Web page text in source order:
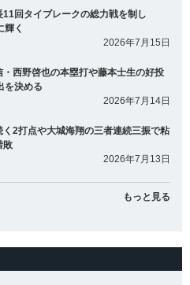
11回タイブレークの総力戦を制し
輝く
2026年7月15日
西野啓也の本塁打や藤本士生の好投
を決める
2026年7月14日
く2打点や大城海翔の三者連続三振で粘
敗
2026年7月13日
もっと見る